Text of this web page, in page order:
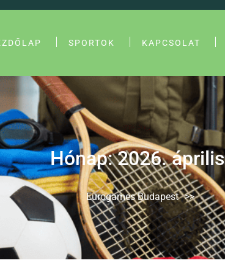
SPORTOK KAPCSOLAT
Hónap:2026. április
Eurogames Budapest >>